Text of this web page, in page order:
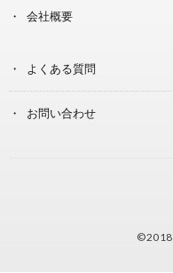
会社概要
よくある質問
お問い合わせ
©2018